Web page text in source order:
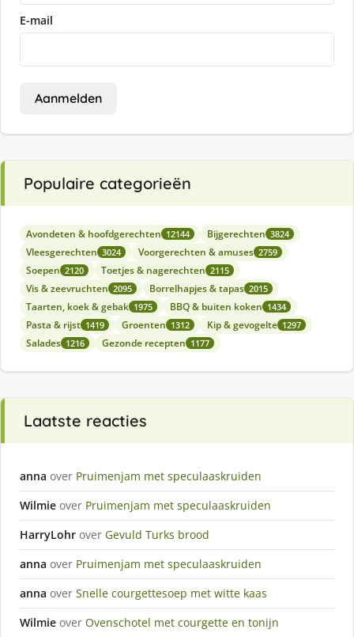
E-mail
Aanmelden
Populaire categorieën
Avondeten & hoofdgerechten 12144 Bijgerechten 3824
Vleesgerechten 3024 Voorgerechten & amuses 2759
Soepen 2120 Toetjes & nagerechten 2115
Vis & zeevruchten 2095 Borrelhapjes & tapas 2015
Taarten, koek & gebak 1975 BBQ & buiten koken 1434
Pasta & rijst 1419 Groenten 1312 Kip & gevogelte 1297
Salades 1216 Gezonde recepten 1177
Laatste reacties
anna over Pruimenjam met speculaaskruiden
Wilmie over Pruimenjam met speculaaskruiden
HarryLohr over Gevuld Turks brood
anna over Pruimenjam met speculaaskruiden
anna over Snelle courgettesoep met witte kaas
Wilmie over Ovenschotel met courgette en tonijn